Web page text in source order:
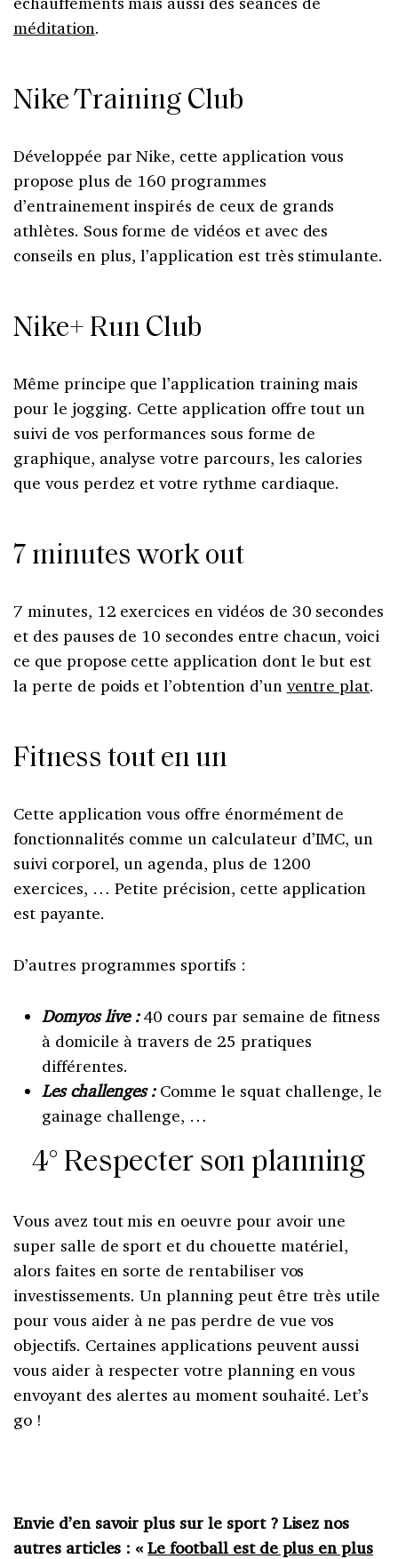
méditation.
Nike Training Club
Développée par Nike, cette application vous
propose plus de 160 programmes
d’entrainement inspirés de ceux de grands
athlètes. Sous forme de vidéos et avec des
conseils en plus, l’application est très stimulante.
Nike+ Run Club
Même principe que l’application training mais
pour le jogging. Cette application offre tout un
suivi de vos performances sous forme de
graphique, analyse votre parcours, les calories
que vous perdez et votre rythme cardiaque.
7 minutes work out
7 minutes, 12 exercices en vidéos de 30 secondes
et des pauses de 10 secondes entre chacun, voici
ce que propose cette application dont le but est
la perte de poids et l’obtention d’un ventre plat.
Fitness tout en un
Cette application vous offre énormément de
fonctionnalités comme un calculateur d’IMC, un
suivi corporel, un agenda, plus de 1200
exercices, … Petite précision, cette application
est payante.
D’autres programmes sportifs :
Domyos live :40 cours par semaine de fitness
à domicile à travers de 25 pratiques
différentes.
Les challenges :Comme le squat challenge, le
gainage challenge, …
4° Respecter son planning
Vous avez tout mis en oeuvre pour avoir une
super salle de sport et du chouette matériel,
alors faites en sorte de rentabiliser vos
investissements. Un planning peut être très utile
pour vous aider à ne pas perdre de vue vos
objectifs. Certaines applications peuvent aussi
vous aider à respecter votre planning en vous
envoyant des alertes au moment souhaité. Let’s
go !
Envie d’en savoir plus sur le sport ? Lisez nos
autres articles : «Le football est de plus en plus